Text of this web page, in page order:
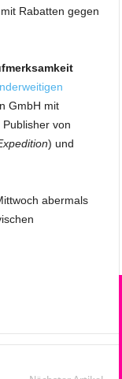
Rabatten gegen
GmbH mit
von
) und
abermals